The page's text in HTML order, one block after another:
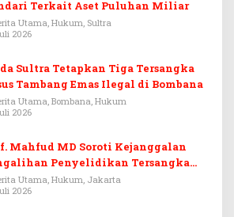
Terkait Aset Puluhan Miliar
Utama, Hukum, Sultra
2026
Sultra Tetapkan Tiga Tersangka
Tambang Emas Ilegal di Bombana
Utama, Bombana, Hukum
2026
Mahfud MD Soroti Kejanggalan
Penyelidikan Tersangka
Adriansyah
Utama, Hukum, Jakarta
2026